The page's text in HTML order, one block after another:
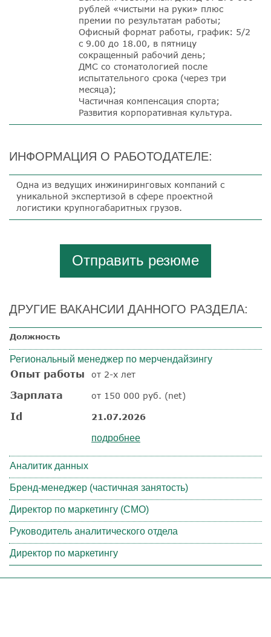
рублей «чистыми на руки» плюс
премии по результатам работы;
Офисный формат работы, график: 5/2
с 9.00 до 18.00, в пятницу
сокращенный рабочий день;
ДМС со стоматологией после
испытательного срока (через три
месяца);
Частичная компенсация спорта;
Развития корпоративная культура.
ИНФОРМАЦИЯ О РАБОТОДАТЕЛЕ:
Одна из ведущих инжиниринговых компаний с
уникальной экспертизой в сфере проектной
логистики крупногабаритных грузов.
Отправить резюме
ДРУГИЕ ВАКАНСИИ ДАННОГО РАЗДЕЛА:
Должность
Региональный менеджер по мерчендайзингу
Опыт работы от 2-х лет
Зарплата от 150 000 руб. (net)
Id 21.07.2026
подробнее
Аналитик данных
Бренд-менеджер (частичная занятость)
Директор по маркетингу (CMO)
Руководитель аналитического отдела
Директор по маркетингу